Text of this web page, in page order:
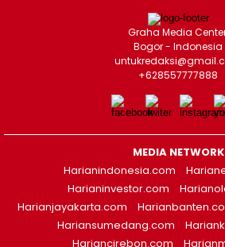
Graha Media
Bogor - Indonesia
+628557777888
MEDIA NETWORK
Harianindonesia.com
Harianinvestor.com
Harianjayakarta.com
Hariansumedang.com
Hariancirebon.com